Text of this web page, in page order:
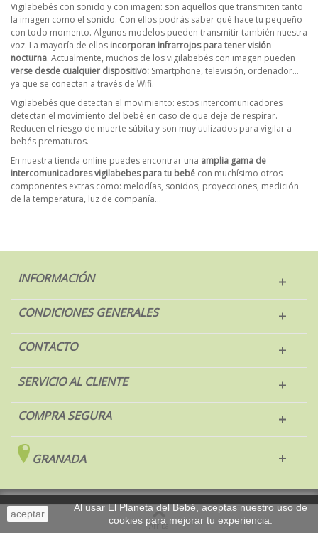
Vigilabebés con sonido y con imagen: son aquellos que transmiten tanto
la imagen como el sonido. Con ellos podrás saber qué hace tu pequeño
con todo momento. Algunos modelos pueden transmitir también nuestra
voz. La mayoría de ellos incorporan infrarrojos para tener visión
nocturna. Actualmente, muchos de los vigilabebés con imagen pueden
verse desde cualquier dispositivo: Smartphone, televisión, ordenador…
ya que se conectan a través de Wifi.
Vigilabebés que detectan el movimiento: estos intercomunicadores
detectan el movimiento del bebé en caso de que deje de respirar.
Reducen el riesgo de muerte súbita y son muy utilizados para vigilar a
bebés prematuros.
En nuestra tienda online puedes encontrar una amplia gama de
intercomunicadores vigilabebes para tu bebé con muchísimo otros
componentes extras como: melodías, sonidos, proyecciones, medición
de la temperatura, luz de compañía…
INFORMACIÓN
CONDICIONES GENERALES
CONTACTO
SERVICIO AL CLIENTE
COMPRA SEGURA
GRANADA
aceptar
Al usar El Planeta del Bebé, aceptas nuestro uso de
cookies para mejorar tu experiencia.
© 2017 El Planeta del Bebé. Todos los derechos reservados.
Sobremesa
Arriba